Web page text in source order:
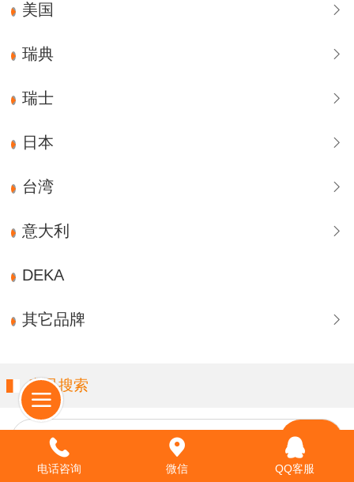
美国
瑞典
瑞士
日本
台湾
意大利
DEKA
其它品牌
产品搜索
请输入关键字…
电话咨询 微信 QQ客服